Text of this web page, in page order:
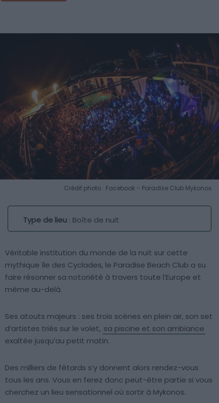
Crédit photo : Facebook – Paradise Club Mykonos
Type de lieu : Boîte de nuit
Véritable institution du monde de la nuit sur cette
mythique île des Cyclades, le Paradise Beach Club a su
faire résonner sa notoriété à travers toute l’Europe et
même au-delà.
Ses atouts majeurs : ses trois scènes en plein air, son set
d’artistes triés sur le volet, sa piscine et son ambiance
exaltée jusqu’au petit matin.
Des milliers de fêtards s’y donnent alors rendez-vous
tous les ans. Vous en ferez donc peut-être partie si vous
cherchez un lieu sensationnel où sortir à Mykonos.